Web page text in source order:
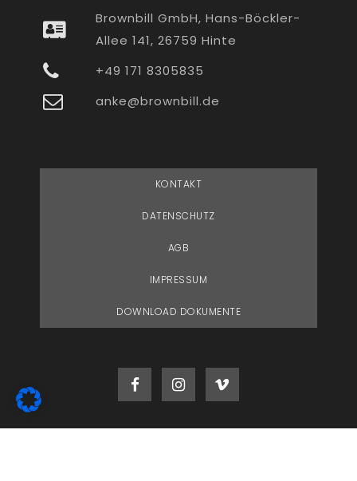
Brownbill GmbH, Hans-Böckler-
Allee 141, 26759 Hinte
+49 171 8305835
anke@brownbill.de
KONTAKT
DATENSCHUTZ
AGB
IMPRESSUM
DOWNLOAD DOKUMENTE